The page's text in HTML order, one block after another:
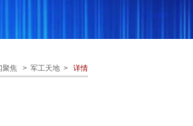
聚焦 > 军工天地 > 详情